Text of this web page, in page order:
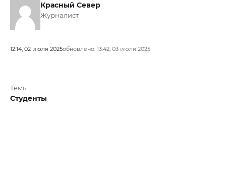
Красный Север
Журналист
12:14, 02 июля 2025обновлено: 13:42, 03 июля 2025
Темы
Студенты